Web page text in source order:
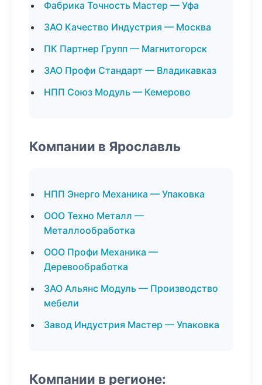
Фабрика Точность Мастер — Уфа
ЗАО Качество Индустрия — Москва
ПК Партнер Групп — Магнитогорск
ЗАО Профи Стандарт — Владикавказ
НПП Союз Модуль — Кемерово
Компании в Ярославль
НПП Энерго Механика — Упаковка
ООО Техно Металл —
Металлообработка
ООО Профи Механика —
Деревообработка
ЗАО Альянс Модуль — Производство
мебели
Завод Индустрия Мастер — Упаковка
Компании в регионе: